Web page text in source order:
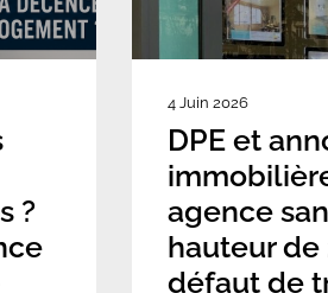
?
4 Juin 2026
DPE et
agence
hauteur
défaut de